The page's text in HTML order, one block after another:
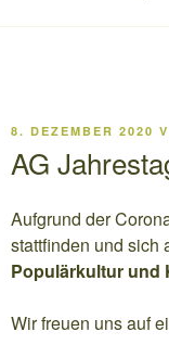
VERÖFFENTLICHT
8. DEZEMBER 2020
AG
Aufgrund der
stattfinden und
Populärkultur und
Wir freuen uns auf